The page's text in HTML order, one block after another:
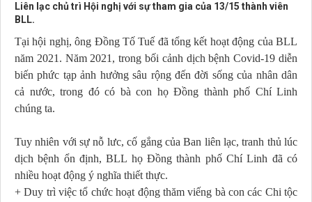
Liên lạc chủ trì Hội nghị với sự tham gia của 13/15 thành viên
BLL.
Tại hội nghị, ông Đồng Tố Tuế đã tổng kết hoạt động của BLL
năm 2021. Năm 2021, trong bối cảnh dịch bệnh Covid-19 diễn
biến phức tạp ảnh hưởng sâu rộng đến đời sống của nhân dân
cả nước, trong đó có bà con họ Đồng thành phố Chí Linh
chúng ta.
Tuy nhiên với sự nỗ lưc, cố gắng của Ban liên lạc, tranh thủ lúc
dịch bệnh ổn định, BLL họ Đồng thành phố Chí Linh đã có
nhiều hoạt động ý nghĩa thiết thực.
+ Duy trì việc tổ chức hoạt động thăm viếng bà con các Chi tộc